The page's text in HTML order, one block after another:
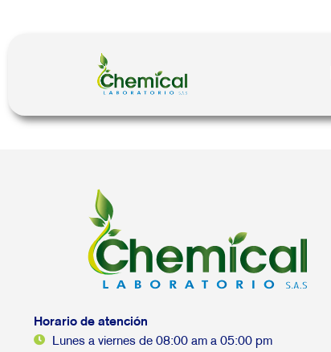
Horario de atención
Lunes a viernes de 08:00 am a 05:00 pm